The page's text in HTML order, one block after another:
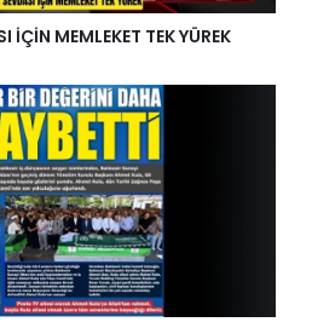
İÇİN MEMLEKET TEK YÜREK